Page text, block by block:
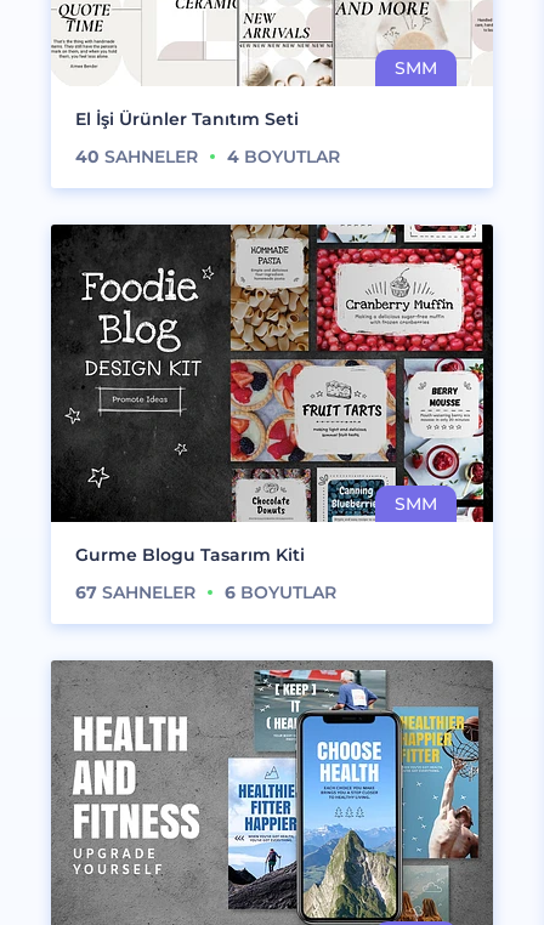
El İşi Ürünler Tanıtım Seti
40 SAHNELER 4 BOYUTLAR
Gurme Blogu Tasarım Kiti
67 SAHNELER 6 BOYUTLAR